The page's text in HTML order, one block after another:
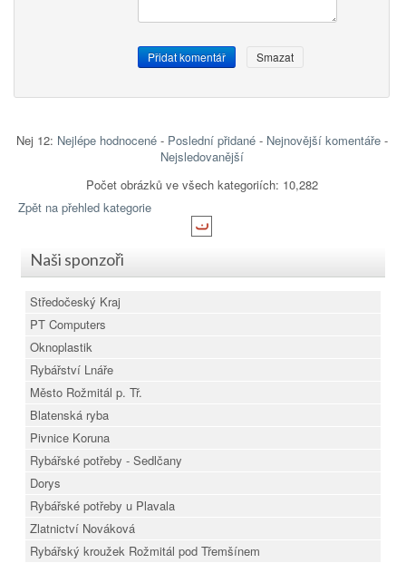
Nej 12: Nejlépe hodnocené- Poslední přidané- Nejnovější komentáře-
Nejsledovanější
Počet obrázků ve všech kategoriích: 10,282
Zpět na přehled kategorie
Naši sponzoři
Středočeský Kraj
PT Computers
Oknoplastik
Rybářství Lnáře
Město Rožmitál p. Tř.
Blatenská ryba
Pivnice Koruna
Rybářské potřeby - Sedlčany
Dorys
Rybářské potřeby u Plavala
Zlatnictví Nováková
Rybářský kroužek Rožmitál pod Třemšínem